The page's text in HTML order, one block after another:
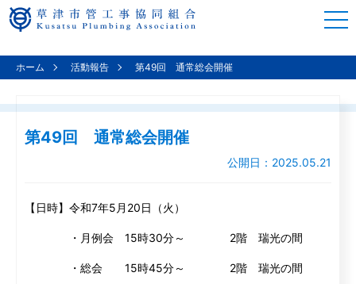
ホーム 活動報告 第49回 通常総会開催
第49回 通常総会開催
公開日：2025.05.21
【日時】令和7年5月20日（火）
・月例会 15時30分～ 2階 瑞光の間
・総会 15時45分～ 2階 瑞光の間